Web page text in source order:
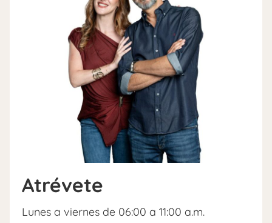
Atrévete
Lunes a viernes de 06:00 a 11:00 a.m.